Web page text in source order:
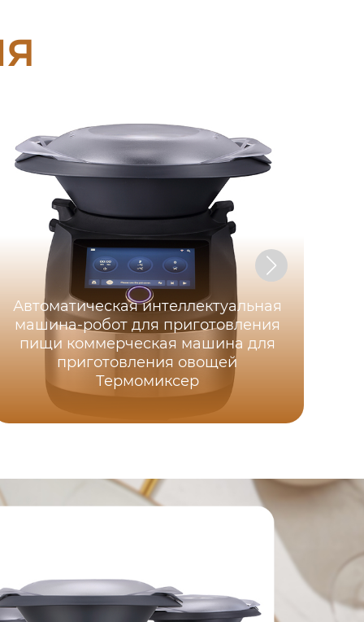
Автоматическая интеллектуальная
машина-робот для приготовления
пищи коммерческая машина для
приготовления овощей
Термомиксер